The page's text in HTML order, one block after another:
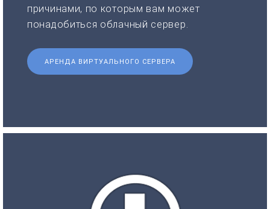
причинами, по которым вам может
понадобиться облачный сервер.
АРЕНДА ВИРТУАЛЬНОГО СЕРВЕРА